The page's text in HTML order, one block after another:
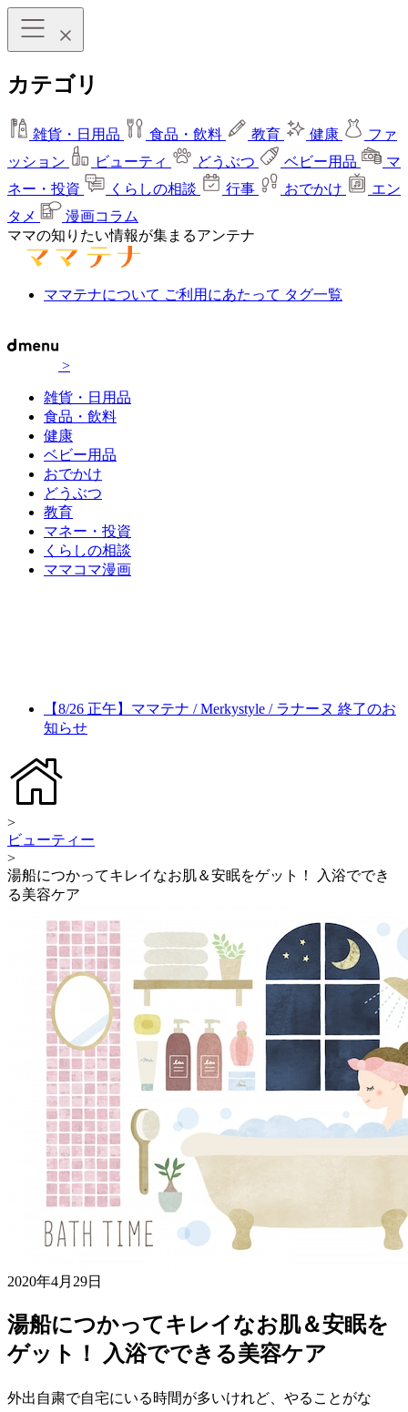
カテゴリ
雑貨・日用品 食品・飲料 教育 健康
ファ
ッション
ビューティ どうぶつ ベビー用品
マ
ネー・投資
くらしの相談 行事 おでかけ
エン
タメ
漫画コラム
ママの知りたい情報が集まるアンテナ
ママテナについて ご利用にあたって タグ一覧
>
雑貨・日用品
食品・飲料
健康
ベビー用品
おでかけ
どうぶつ
教育
マネー・投資
くらしの相談
ママコマ漫画
【8/26 正午】ママテナ / Merkystyle / ラナーヌ 終了のお
知らせ
>
ビューティー
>
湯船につかってキレイなお肌＆安眠をゲット！ 入浴ででき
る美容ケア
2020年4月29日
湯船につかってキレイなお肌＆安眠を
ゲット！ 入浴でできる美容ケア
外出自粛で自宅にいる時間が多いけれど、やることがな